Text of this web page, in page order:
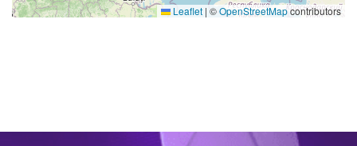
Leaflet | ©OpenStreetMapcontributors